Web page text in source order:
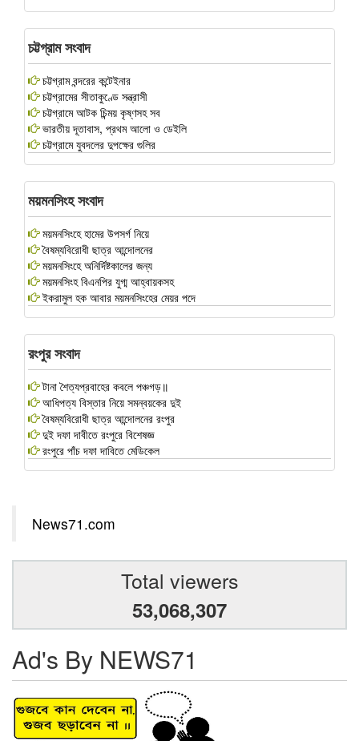
চট্টগ্রাম সংবাদ
চট্টগ্রাম বন্দরের কন্টেইনার
চট্টগ্রামের সীতাকুণ্ডে সন্ত্রাসী
চট্টগ্রামে আটক চিন্ময় কৃষ্ণসহ সব
ভারতীয় দূতাবাস, প্রথম আলো ও ডেইলি
চট্টগ্রামে যুবদলের দুপক্ষের গুলির
ময়মনসিংহ সংবাদ
ময়মনসিংহে হামের উপসর্গ নিয়ে
বৈষম্যবিরোধী ছাত্র আন্দোলনের
ময়মনসিংহে অনির্দিষ্টকালের জন্য
ময়মনসিংহ বিএনপির যুগ্ম আহ্বায়কসহ
ইকরামুল হক আবার ময়মনসিংহের মেয়র পদে
রংপুর সংবাদ
টানা শৈত্যপ্রবাহের কবলে পঞ্চগড়॥
আধিপত্য বিস্তার নিয়ে সমন্বয়কের দুই
বৈষম্যবিরোধী ছাত্র আন্দোলনের রংপুর
দুই দফা দাবীতে রংপুরে বিশেষজ্ঞ
রংপুরে পাঁচ দফা দাবিতে মেডিকেল
News71.com
Total viewers
53,068,307
Ad's By NEWS71